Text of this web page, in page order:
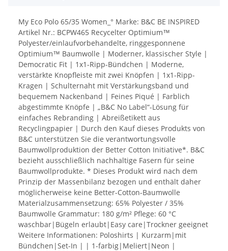
My Eco Polo 65/35 Women_° Marke: B&C BE INSPIRED
Artikel Nr.: BCPW465 Recycelter Optimium™
Polyester/einlaufvorbehandelte, ringgesponnene
Optimium™ Baumwolle | Moderner, klassischer Style |
Democratic Fit | 1x1-Ripp-Bündchen | Moderne,
verstärkte Knopfleiste mit zwei Knöpfen | 1x1-Ripp-
Kragen | Schulternaht mit Verstärkungsband und
bequemem Nackenband | Feines Piqué | Farblich
abgestimmte Knöpfe | „B&C No Label“-Lösung für
einfaches Rebranding | Abreißetikett aus
Recyclingpapier | Durch den Kauf dieses Produkts von
B&C unterstützen Sie die verantwortungsvolle
Baumwollproduktion der Better Cotton Initiative*. B&C
bezieht ausschließlich nachhaltige Fasern für seine
Baumwollprodukte. * Dieses Produkt wird nach dem
Prinzip der Massenbilanz bezogen und enthält daher
möglicherweise keine Better-Cotton-Baumwolle
Materialzusammensetzung: 65% Polyester / 35%
Baumwolle Grammatur: 180 g/m² Pflege: 60 °C
waschbar|Bügeln erlaubt|Easy care|Trockner geeignet
Weitere Informationen: Poloshirts | Kurzarm|mit
Bündchen|Set-In | | 1-farbig|Meliert|Neon |